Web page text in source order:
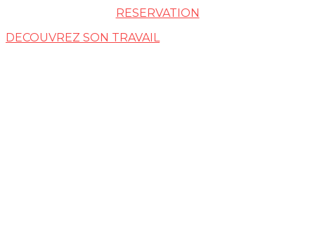
RESERVATION
DECOUVREZ SON TRAVAIL